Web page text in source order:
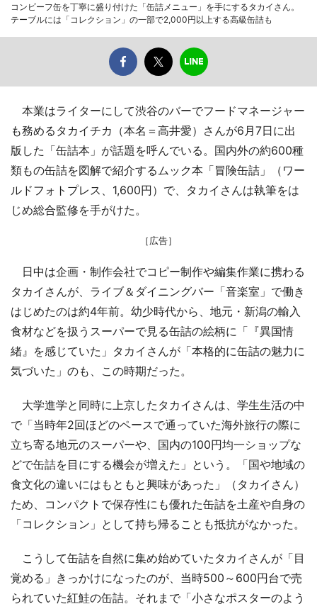
コンビーフ缶を丁寧に盛り付けた「缶詰メニュー」を手にするタカイさん。
テーブルには「コレクション」の一部で2,000円以上する高級缶詰も
本業はライターにして渋谷のバーでフードマネージャー
も務めるタカイチカ（本名＝高井愛）さんが6月7日に出
版した「缶詰本」が話題を呼んでいる。国内外の約600種
類もの缶詰を図解で紹介するムック本「冒険缶詰」（ワー
ルドフォトプレス、1,600円）で、タカイさんは執筆をは
じめ総合監修を手がけた。
［広告］
日中は企画・制作会社でコピー制作や編集作業に携わる
タカイさんが、ライブ＆ダイニングバー「音楽室」で働き
はじめたのは約4年前。幼少時代から、地元・新潟の輸入
食材などを扱うスーパーで見る缶詰の絵柄に「『異国情
緒』を感じていた」タカイさんが「本格的に缶詰の魅力に
気づいた」のも、この時期だった。
大学進学と同時に上京したタカイさんは、学生生活の中
で「当時年2回ほどのペースで通っていた海外旅行の際に
立ち寄る地元のスーパーや、国内の100円均一ショップな
どで缶詰を目にする機会が増えた」という。「国や地域の
食文化の違いにはもともと興味があった」（タカイさん）
ため、コンパクトで保存性にも優れた缶詰を土産や自身の
「コレクション」として持ち帰ることも抵抗がなかった。
こうして缶詰を自然に集め始めていたタカイさんが「目
覚める」きっかけになったのが、当時500～600円台で売
られていた紅鮭の缶詰。それまで「小さなポスターのよう